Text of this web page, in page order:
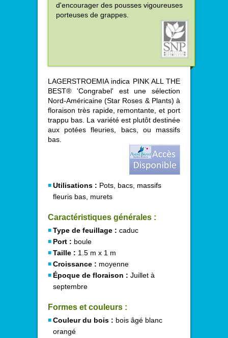
d'encourager des pousses vigoureuses
porteuses de grappes.
LAGERSTROEMIA indica PINK ALL THE
BEST® 'Congrabel' est une sélection
Nord-Américaine (Star Roses & Plants) à
floraison très rapide, remontante, et port
trappu bas. La variété est plutôt destinée
aux potées fleuries, bacs, ou massifs
bas.
Utilisations : Pots, bacs, massifs
fleuris bas, murets
Caractéristiques générales :
Type de feuillage : caduc
Port : boule
Taille : 1.5 m x 1 m
Croissance : moyenne
Époque de floraison : Juillet à
septembre
Formes et couleurs :
Couleur du bois : bois âgé blanc
orangé